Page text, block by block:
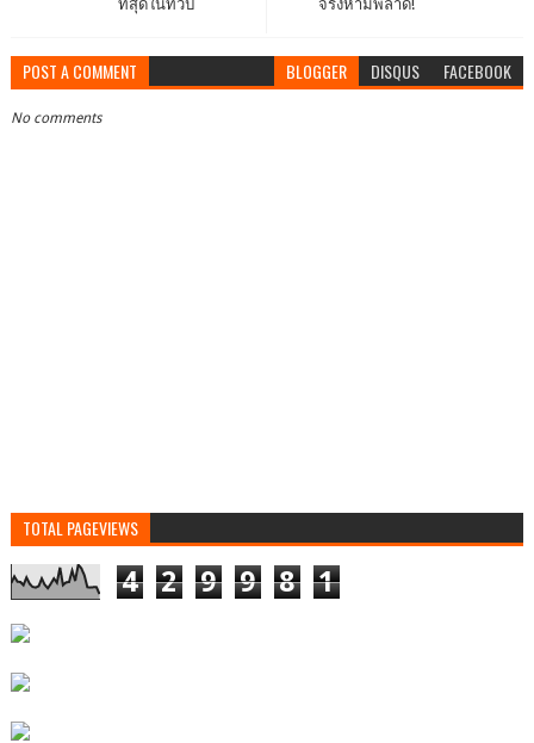
จริงห้ามพลาด!
ที่สุดในทวีป
POST A COMMENT BLOGGER DISQUS FACEBOOK
No comments
TOTAL PAGEVIEWS
4 2 9 9 8 1